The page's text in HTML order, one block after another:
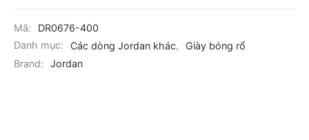
Mã:
DR0676-400
Danh mục:
Các dòng Jordan khác,
Giày bóng rổ
Brand:
Jordan